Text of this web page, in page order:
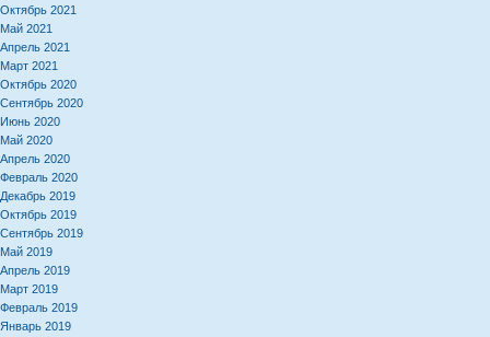
Октябрь 2021
Май 2021
Апрель 2021
Март 2021
Октябрь 2020
Сентябрь 2020
Июнь 2020
Май 2020
Апрель 2020
Февраль 2020
Декабрь 2019
Октябрь 2019
Сентябрь 2019
Май 2019
Апрель 2019
Март 2019
Февраль 2019
Январь 2019